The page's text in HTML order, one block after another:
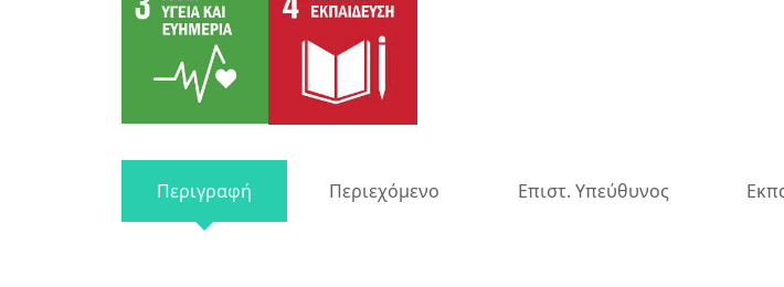
Περιγραφή Περιεχόμενο Επιστ. Υπεύθυνος